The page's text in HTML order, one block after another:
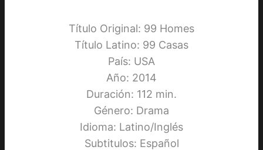
Título Original: 99 Homes
Título Latino: 99 Casas
País: USA
Año: 2014
Duración: 112 min.
Género: Drama
Idioma: Latino/Inglés
Subtitulos: Español